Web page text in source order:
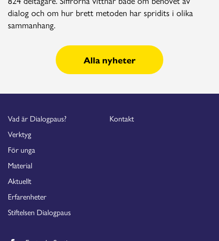
dialog och om hur brett metoden har spridits i olika
sammanhang.
Alla nyheter
Vad är Dialogpaus?
Verktyg
För unga
Material
Aktuellt
Erfarenheter
Stiftelsen Dialogpaus
Kontakt